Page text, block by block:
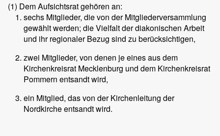
(1) Dem Aufsichtsrat gehören an:
sechs Mitglieder, die von der Mitgliederversammlung
gewählt werden; die Vielfalt der diakonischen Arbeit
und ihr regionaler Bezug sind zu berücksichtigen,
zwei Mitglieder, von denen je eines aus dem
Kirchenkreisrat Mecklenburg und dem Kirchenkreisrat
Pommern entsandt wird,
ein Mitglied, das von der Kirchenleitung der
Nordkirche entsandt wird.